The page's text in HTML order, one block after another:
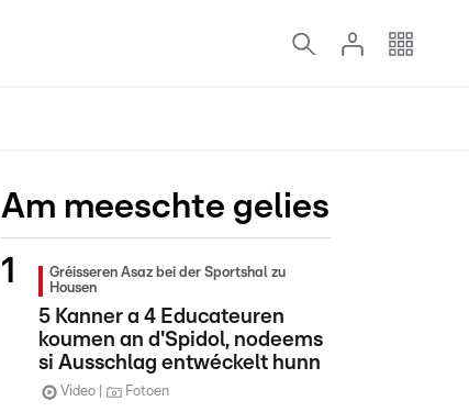
Am meeschte gelies
Gréisseren Asaz bei der Sportshal zu
Housen
5 Kanner a 4 Educateuren
koumen an d'Spidol, nodeems
si Ausschlag entwéckelt hunn
Video Fotoen